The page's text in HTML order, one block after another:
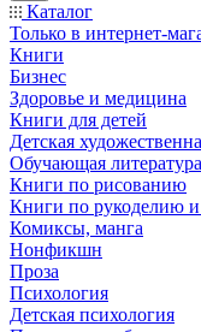
Каталог
Только в интернет-
Книги
Бизнес
Здоровье и медицина
Книги для детей
Детская
Обучающая литература
Книги по рисованию
Книги по рукоделию и
Комиксы, манга
Нонфикшн
Проза
Психология
Детская психология